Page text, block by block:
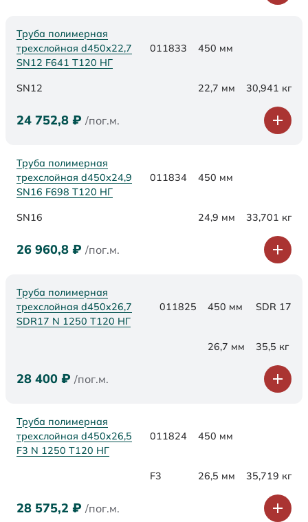
Труба полимерная
трехслойная d450х22,7
SN12 F641 Т120 НГ
011833 450 мм
SN12 22,7 мм 30,941 кг
24 752,8 ₽ /пог.м.
Труба полимерная
трехслойная d450х24,9
SN16 F698 Т120 НГ
011834 450 мм
SN16 24,9 мм 33,701 кг
26 960,8 ₽ /пог.м.
Труба полимерная
трехслойная d450x26,7
SDR17 N 1250 Т120 НГ
011825 450 мм SDR 17
26,7 мм 35,5 кг
28 400 ₽ /пог.м.
Труба полимерная
трехслойная d450x26,5
F3 N 1250 Т120 НГ
011824 450 мм
F3 26,5 мм 35,719 кг
28 575,2 ₽ /пог.м.